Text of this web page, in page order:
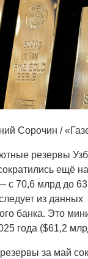
Сорочин /
резервы
ещё
с 70,6 млрд до
из данных
банка. Это
года ($61,2
за май